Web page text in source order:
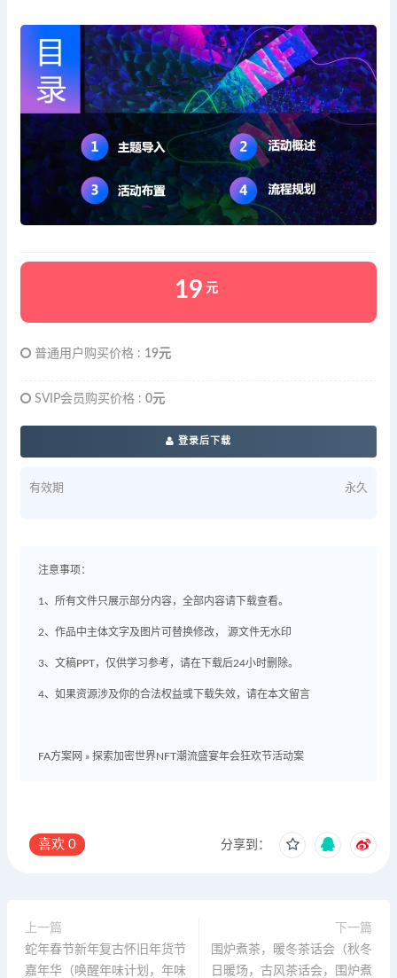
19 元
普通用户购买价格 : 19元
SVIP会员购买价格 : 0元
登录后下载
有效期 永久
注意事项：
1、所有文件只展示部分内容，全部内容请下载查看。
2、作品中主体文字及图片可替换修改， 源文件无水印
3、文稿PPT，仅供学习参考，请在下载后24小时删除。
4、如果资源涉及你的合法权益或下载失效，请在本文留言
FA方案网 » 探索加密世界NFT潮流盛宴年会狂欢节活动案
喜欢 0 分享到：
上一篇
蛇年春节新年复古怀旧年货节
嘉年华（唤醒年味计划，年味
下一篇
围炉煮茶，暖冬茶话会（秋冬
日暖场，古风茶话会，围炉煮